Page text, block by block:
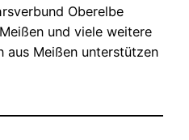
Oberelbe
und viele weitere
aus Meißen unterstützen